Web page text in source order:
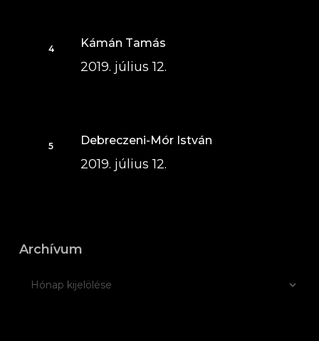
Kámán Tamás
2019. július 12.
Debreczeni-Mór István
2019. július 12.
Archívum